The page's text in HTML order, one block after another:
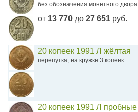
без обозначения монетного двора
от 13 770 до 27 651 руб.
20 копеек 1991 Л жёлтая
перепутка, на кружке 3 копеек
20 копеек 1991 Л пробные